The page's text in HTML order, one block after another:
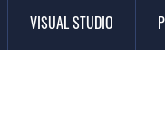
VISUAL STUDIO